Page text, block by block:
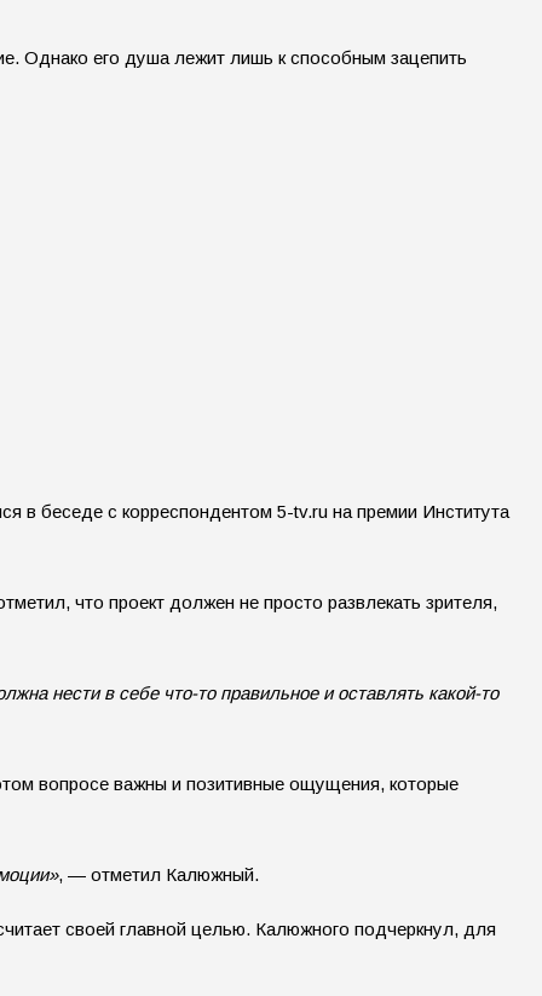
Однако его душа лежит лишь к способным зацепить
в беседе с корреспондентом 5-tv.ru на премии Института
что проект должен не просто развлекать зрителя,
нести в себе что-то правильное и оставлять какой-то
вопросе важны и позитивные ощущения, которые
, — отметил Калюжный.
своей главной целью. Калюжного подчеркнул, для